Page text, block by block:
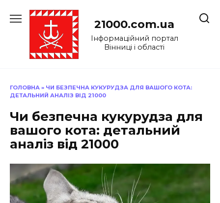
до
21000.com.ua
Інформаційний портал
Вінниці і області
ГОЛОВНА » ЧИ БЕЗПЕЧНА КУКУРУДЗА ДЛЯ ВАШОГО КОТА:
ДЕТАЛЬНИЙ АНАЛІЗ ВІД 21000
Чи безпечна кукурудза для
вашого кота: детальний
аналіз від 21000